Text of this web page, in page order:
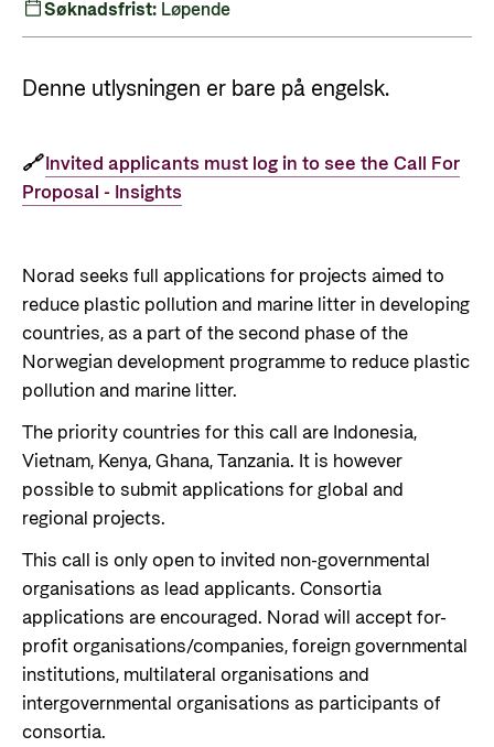
Statsgarantiordningen for investeringer i
Norad - Partnerskap med privat sektor
Viktige dokumenter og lenker
Partnerfordeling
Humanitær og helhetlig innsats
Nansen-programmet for Ukraina
Slik er jobbsøkerprosessen i Norad
Bli med på å bygge fremtidens
Om oss
Grønare bistand
Norad sine årsrapporter
Historie
Panorama nyheter
Kontakt
Kontakt oss
Norads Varslingstjeneste
Organisasjonskart
Organisasjonsoversikt
Presse og media
Logo
Postjournal
Personvern
Søknadsfrist: Løpende
Denne utlysningen er bare på engelsk.
🔗 Invited applicants must log in to see the Call For
Proposal - Insights
Norad seeks full applications for projects aimed to
reduce plastic pollution and marine litter in developing
countries, as a part of the second phase of the
Norwegian development programme to reduce plastic
pollution and marine litter.
The priority countries for this call are Indonesia,
Vietnam, Kenya, Ghana, Tanzania. It is however
possible to submit applications for global and
regional projects.
This call is only open to invited non-governmental
organisations as lead applicants. Consortia
applications are encouraged. Norad will accept for-
profit organisations/companies, foreign governmental
institutions, multilateral organisations and
intergovernmental organisations as participants of
consortia.